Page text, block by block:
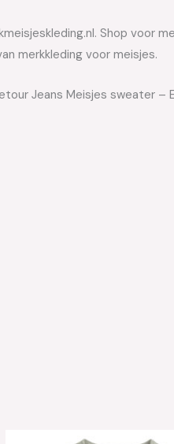
Shop voor
merkkleding voor meisjes.
Jeans Meisjes sweater –